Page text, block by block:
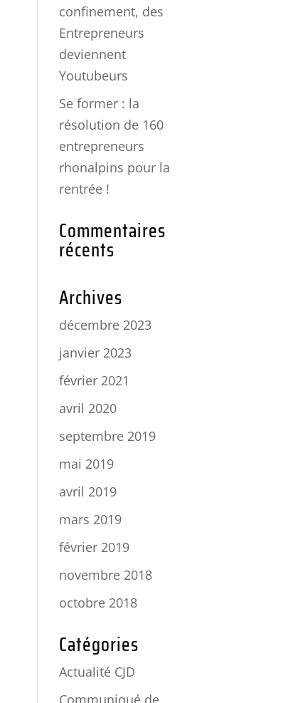
confinement, des
Entrepreneurs
deviennent
Youtubeurs
Se former : la
résolution de 160
entrepreneurs
rhonalpins pour la
rentrée !
Commentaires
récents
Archives
décembre 2023
janvier 2023
février 2021
avril 2020
septembre 2019
mai 2019
avril 2019
mars 2019
février 2019
novembre 2018
octobre 2018
Catégories
Actualité CJD
Communiqué de